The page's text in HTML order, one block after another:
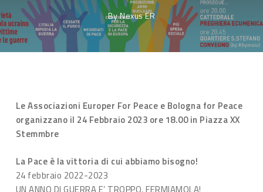
ByNexus ER
Le Associazioni Europer For Peace e Bologna for Peace
organizzano il 24 Febbraio 2023 ore 18.00 in Piazza XX
Stemmbre
La Pace è la vittoria di cui abbiamo bisogno!
24 febbraio 2022-2023
UN ANNO DI GUERRA E’ TROPPO, FERMIAMOLA!